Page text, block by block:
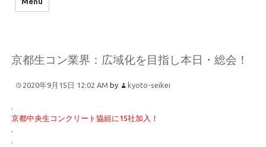
京都生コン業界：広域化を目指し本日・総会！
2020年9月15日 12:02 AM by kyoto-seikei
.
京都中央生コンクリート協組に15社加入！
.
.